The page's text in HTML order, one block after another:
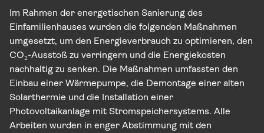
Im Rahmen der energetischen Sanierung des
Einfamilienhauses wurden die folgenden Maßnahmen
umgesetzt, um den Energieverbrauch zu optimieren, den
CO₂-Ausstoß zu verringern und die Energiekosten
nachhaltig zu senken. Die Maßnahmen umfassten den
Einbau einer Wärmepumpe, die Demontage einer alten
Solarthermie und die Installation einer
Photovoltaikanlage mit Stromspeichersystems. Alle
Arbeiten wurden in enger Abstimmung mit den